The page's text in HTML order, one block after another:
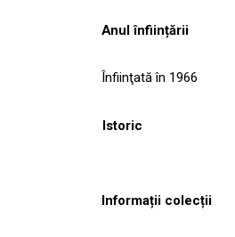
Anul înființării
Înfiinţată în 1966
Istoric
Informații colecții